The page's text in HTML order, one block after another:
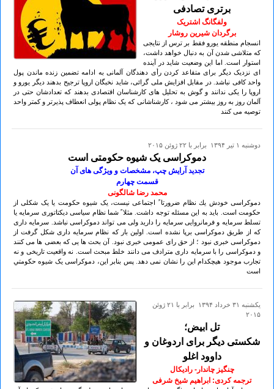
برتری تصادفی
ولفگانگ اشتريک
برگردان شيرين روشار
انسجام منطقه یورو فقط بر ترس از نتایجی
که متلاشی شدن آن به دنبال خواهد داشت،
استوار است. اما این وضعیت شاید در آینده
ای نزدیک دیگر برای متقاعد کردن رأی دهندگان آلمانی به ادامه تضمین زنده ماندن پول
واحد کافی نباشد. در مقابل افزایش ملی گرائی، شاید نخبگان اروپا ترجیح بدهند دیگر یورو و
اروپا را یکی ندانند و گوش به تحلیل های کارشناسان اقتصادی بدهند که تعدادشان حتی در
آلمان روز به روز بیشتر می شود ، کارشناشانی که یک نظام پولی انعطاف پذیرتر و کمتر واحد
توصیه می کنند
دوشنبه ۱ تير ۱۳۹۴ برابر با ۲۲ ژوئن ۲۰۱۵
دموکراسی یک شیوه حكومتی است
تجدید آرایش چپ، مشخصات و ویژگی های آن
قسمت چهارم
محمد رضا شالگونی
دموکراسی خودش يك نظام ضرورتا ً اجتماعی نیست، یک شیوه حکومت یا یک شکلی از
حکومت است. باید به این مسئله توجه داشت. مثلا ً شما نظام سیاسی دیکتاتوری سرمایه یا
تسلط سرمایه و فرمانروایی سرمایه را دارید ولی می تواند دموکراسی نباشد. سرمایه داری
كه از طریق دموکراسی برپا نشده است. اولین بار که نظام سرمایه داری شکل گرفت از
دموکراسی خبری نبود ؛ از حق رای عمومی خبری نبود. آن بحث ها یی که بعضی ها می کنند
و دموکراسی را با سرمایه داری مترادف می دانند خلط مبحث است. نه واقعیت تاریخی و نه
تجارب موجود هیچکدام این را نشان نمی دهد. پس بنابر این، دموکراسی یک شیوه حكومتي
است
يكشنبه ۳۱ خرداد ۱۳۹۴ برابر با ۲۱ ژوئن
۲۰۱۵
تل ابیض؛
شکستی دیگر برای اردوغان و
داوود اغلو
چنگیز چاندار- رادیکال
ترجمه کردی: ابراهیم شیخ شرفی